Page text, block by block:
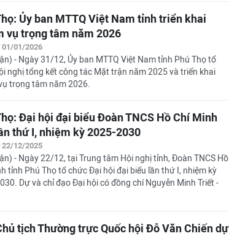
Ủy ban MTTQ Việt Nam tỉnh triển khai
vụ trọng tâm năm 2026
01/01/2026
- Ngày 31/12, Ủy ban MTTQ Việt Nam tỉnh Phú Thọ tổ
nghị tổng kết công tác Mặt trận năm 2025 và triển khai
trọng tâm năm 2026.
Đại hội đại biểu Đoàn TNCS Hồ Chí Minh
thứ I, nhiệm kỳ 2025-2030
22/12/2025
- Ngày 22/12, tại Trung tâm Hội nghị tỉnh, Đoàn TNCS Hồ
tỉnh Phú Thọ tổ chức Đại hội đại biểu lần thứ I, nhiệm kỳ
Dự và chỉ đạo Đại hội có đồng chí Nguyễn Minh Triết -
tịch Thường trực Quốc hội Đỗ Văn Chiến dự